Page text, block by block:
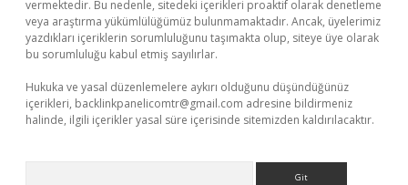
vermektedir. Bu nedenle, sitedeki içerikleri proaktif olarak denetleme
veya araştırma yükümlülüğümüz bulunmamaktadır. Ancak, üyelerimiz
yazdıkları içeriklerin sorumluluğunu taşımakta olup, siteye üye olarak
bu sorumluluğu kabul etmiş sayılırlar.
Hukuka ve yasal düzenlemelere aykırı olduğunu düşündüğünüz
içerikleri, backlinkpanelicomtr@gmail.com adresine bildirmeniz
halinde, ilgili içerikler yasal süre içerisinde sitemizden kaldırılacaktır.